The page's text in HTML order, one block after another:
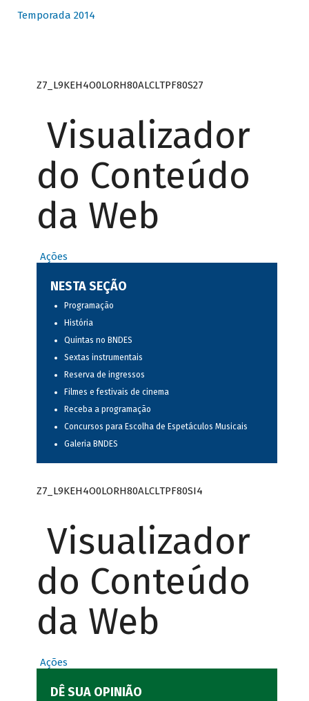
Temporada 2014
Z7_L9KEH4O0LORH80ALCLTPF80S27
Visualizador
do Conteúdo
da Web
Ações
NESTA SEÇÃO
Programação
História
Quintas no BNDES
Sextas instrumentais
Reserva de ingressos
Filmes e festivais de cinema
Receba a programação
Concursos para Escolha de Espetáculos Musicais
Galeria BNDES
Z7_L9KEH4O0LORH80ALCLTPF80SI4
Visualizador
do Conteúdo
da Web
Ações
DÊ SUA OPINIÃO